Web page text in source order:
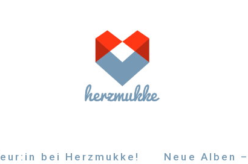
bei Herzmukke! Neue Alben